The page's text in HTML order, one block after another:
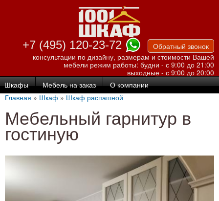
Перейти к
основному
содержанию
+7 (495) 120-23-72
Обратный звонок
консультации по дизайну, размерам и стоимости Вашей
мебели режим работы: будни - с 9:00 до 21:00
выходные - с 9:00 до 20:00
Шкафы Мебель на заказ О компании
Главная » Шкаф » Шкаф распашной
Мебельный гарнитур в
гостиную